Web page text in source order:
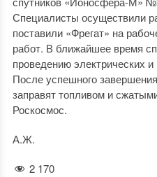
Специалисты осуществили
поставили «Фрегат» на
работ. В ближайшее время
проведению электрических
После успешного
заправят топливом и
Роскосмос.
А.Ж.
2 170